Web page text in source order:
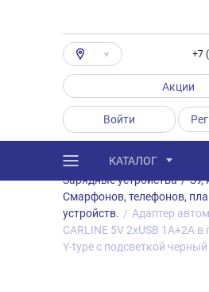
+7
Акции
Войти
КАТАЛОГ
Каталог / Товары
Зарядные устройства / ЗУ,
Смарфонов, телефонов,
устройств. / Адаптер
CARLINE 5V 2xUSB 1A+2A в
Y-type с подсветкой